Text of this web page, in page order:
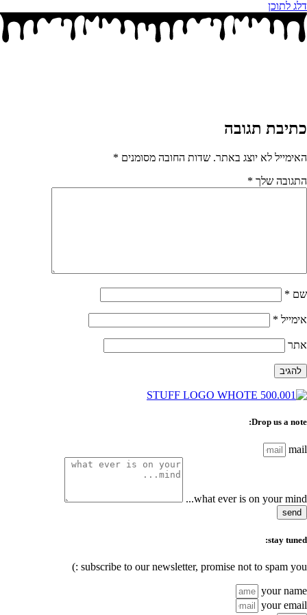
דלג לתוכן
כתיבת תגובה
האימייל לא יוצג באתר. שדות החובה מסומנים *
התגובה שלך *
שם *
אימייל *
אתר
Drop us a note:
mail
what ever is on your mind...
send
stay tuned:
subscribe to our newsletter, promise not to spam you :)
your name
your email